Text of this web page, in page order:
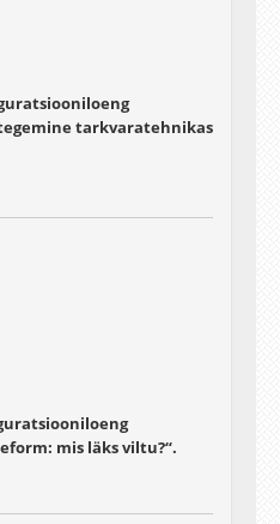
tarkvaratehnikas
mis läks viltu?“.